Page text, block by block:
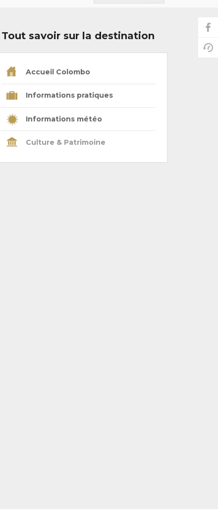
Tout savoir sur la destination
Accueil Colombo
Informations pratiques
Informations météo
Culture & Patrimoine